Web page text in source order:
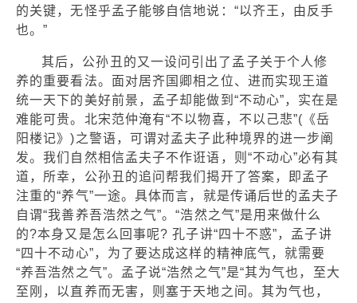
的关键，无怪乎孟子能够自信地说：“以齐王，由反手
也。”
其后，公孙丑的又一设问引出了孟子关于个人修
养的重要看法。面对居齐国卿相之位、进而实现王道
统一天下的美好前景，孟子却能做到“不动心”，实在是
难能可贵。北宋范仲淹有“不以物喜，不以己悲”(《岳
阳楼记》)之警语，可谓对孟夫子此种境界的进一步阐
发。我们自然相信孟夫子不作诳语，则“不动心”必有其
道，所幸，公孙丑的追问帮我们揭开了答案，即孟子
注重的“养气”一途。具体而言，就是传诵后世的孟夫子
自谓“我善养吾浩然之气”。“浩然之气”是用来做什么
的?本身又是怎么回事呢? 孔子讲“四十不惑”，孟子讲
“四十不动心”，为了要达成这样的精神底气，就需要
“养吾浩然之气”。孟子说“浩然之气”是“其为气也，至大
至刚，以直养而无害，则塞于天地之间。其为气也，